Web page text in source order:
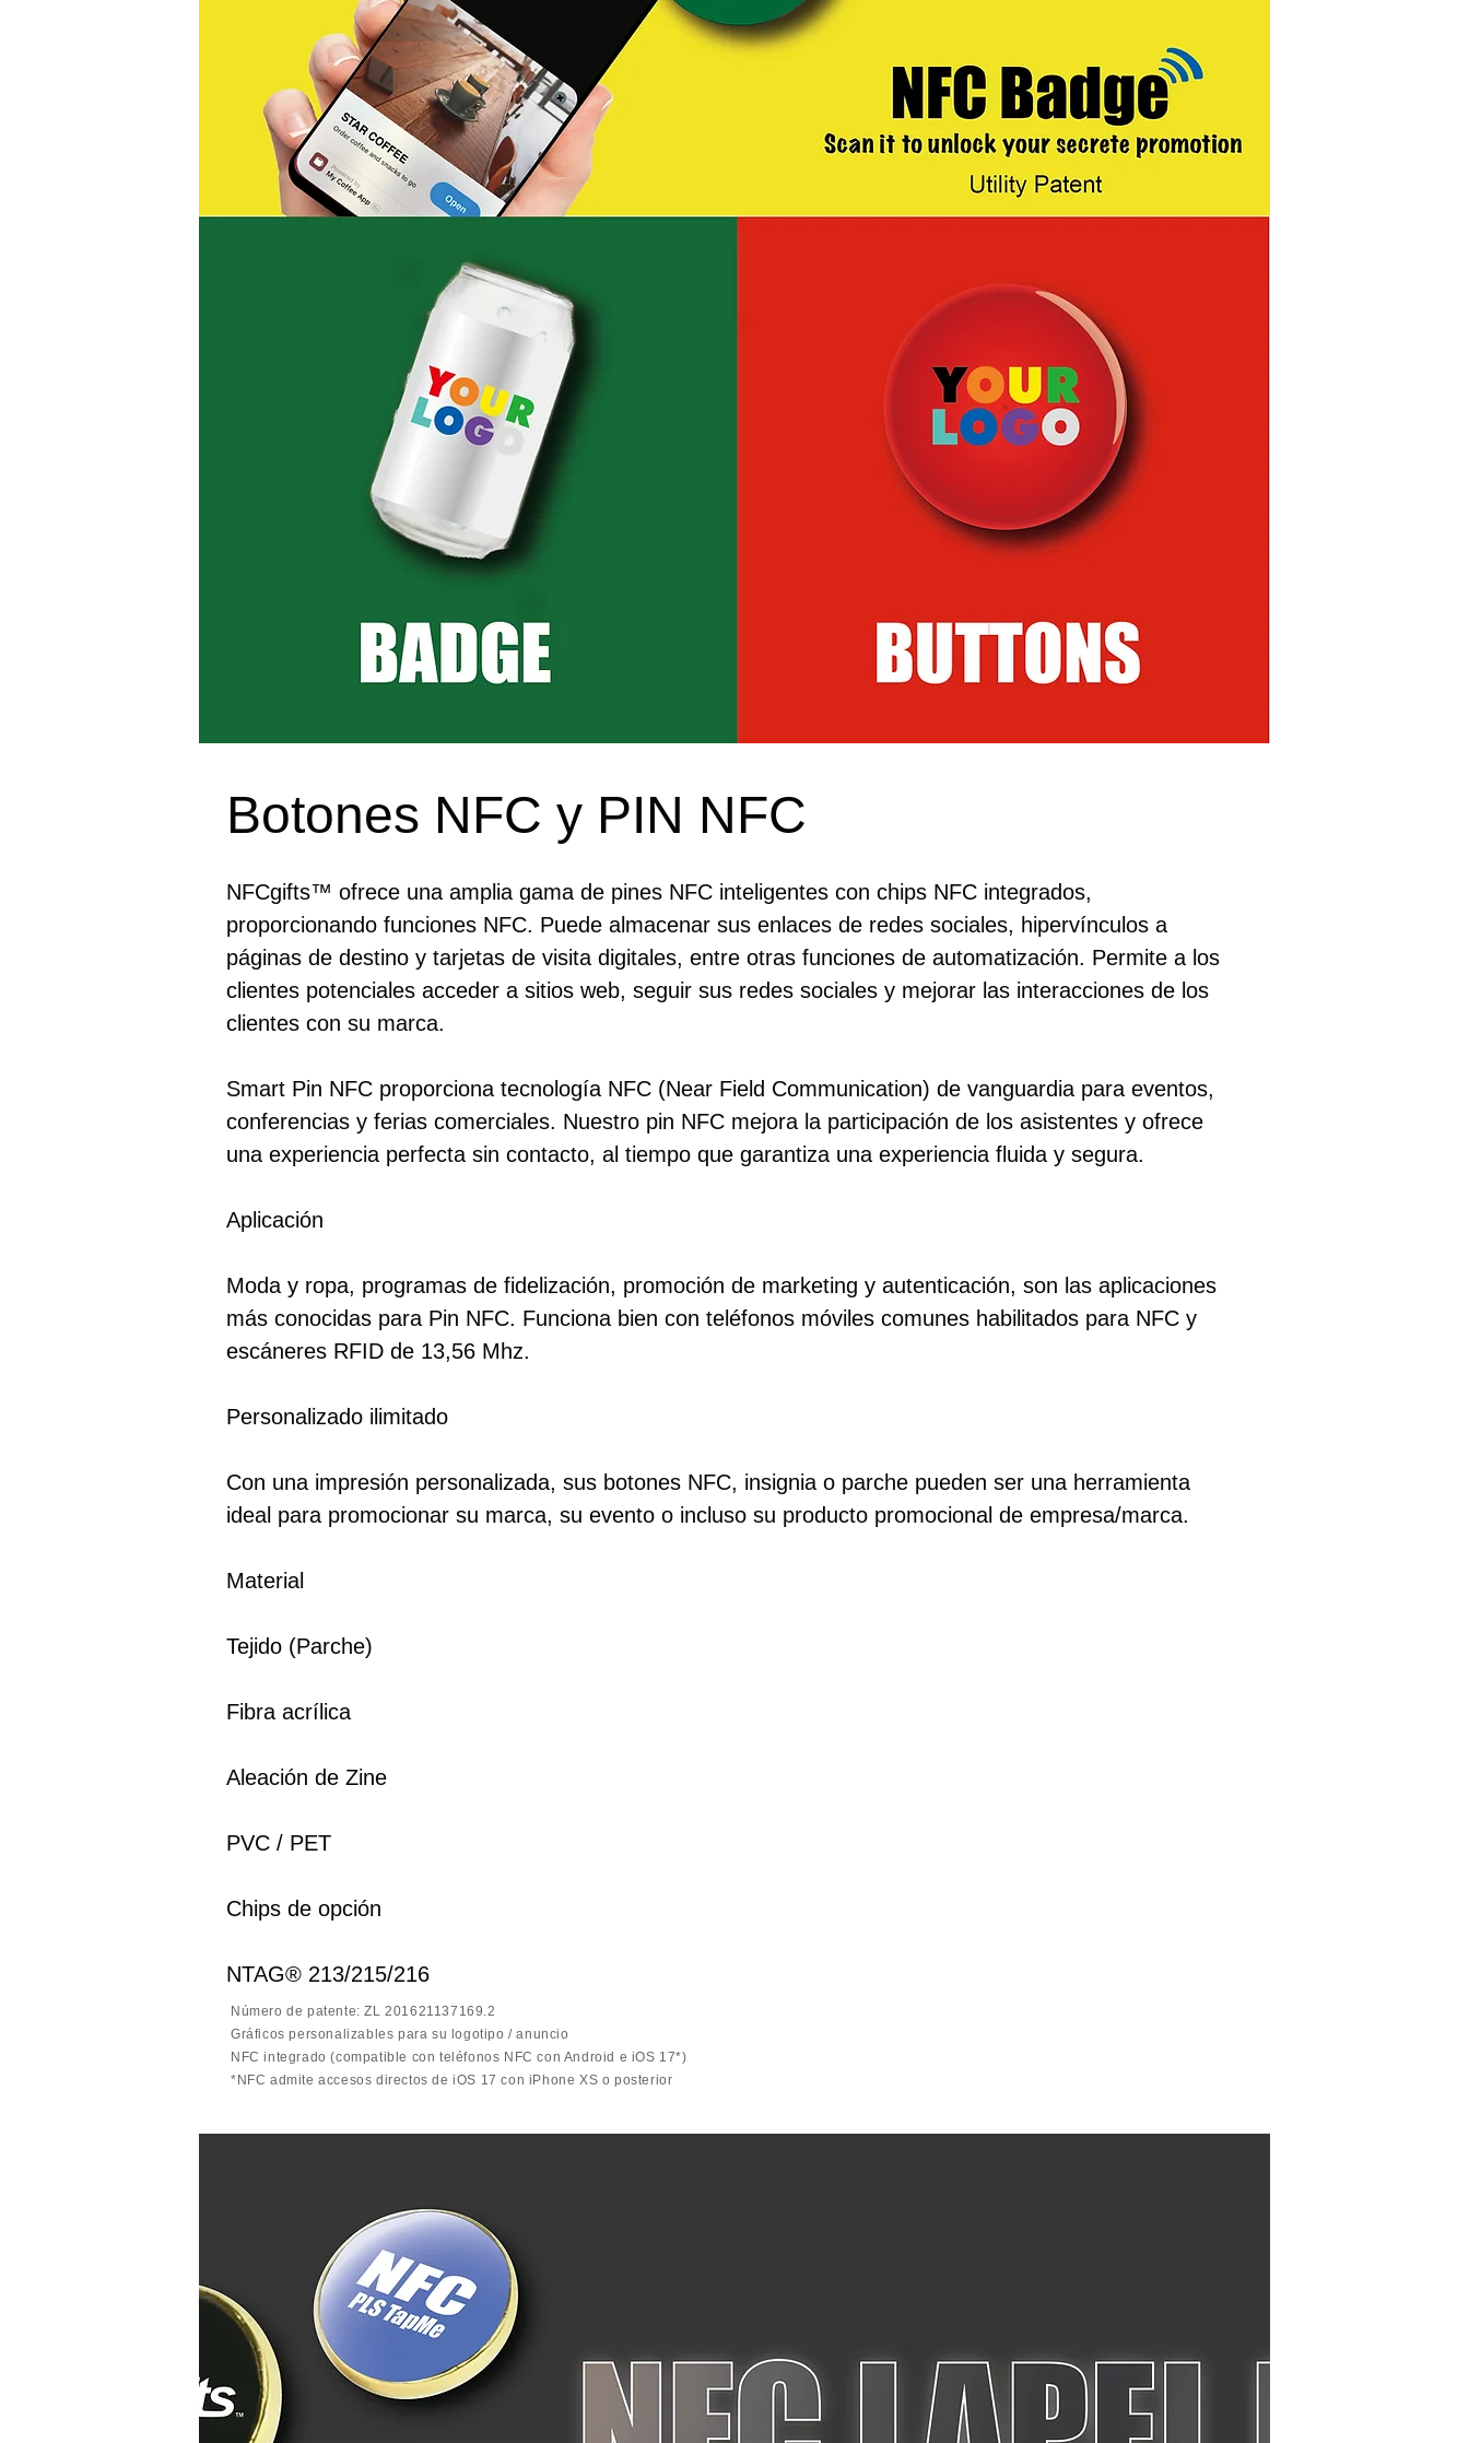
Botones NFC y PIN NFC
NFCgifts™ ofrece una amplia gama de pines NFC inteligentes con chips NFC integrados,
proporcionando funciones NFC. Puede almacenar sus enlaces de redes sociales, hipervínculos a
páginas de destino y tarjetas de visita digitales, entre otras funciones de automatización. Permite a los
clientes potenciales acceder a sitios web, seguir sus redes sociales y mejorar las interacciones de los
clientes con su marca.
Smart Pin NFC proporciona tecnología NFC (Near Field Communication) de vanguardia para eventos,
conferencias y ferias comerciales. Nuestro pin NFC mejora la participación de los asistentes y ofrece
una experiencia perfecta sin contacto, al tiempo que garantiza una experiencia fluida y segura.
Aplicación
Moda y ropa, programas de fidelización, promoción de marketing y autenticación, son las aplicaciones
más conocidas para Pin NFC. Funciona bien con teléfonos móviles comunes habilitados para NFC y
escáneres RFID de 13,56 Mhz.
Personalizado ilimitado
Con una impresión personalizada, sus botones NFC, insignia o parche pueden ser una herramienta
ideal para promocionar su marca, su evento o incluso su producto promocional de empresa/marca.
Material
Tejido (Parche)
Fibra acrílica
Aleación de Zine
PVC / PET
Chips de opción
NTAG® 213/215/216
Número de patente: ZL 201621137169.2
Gráficos personalizables para su logotipo / anuncio
NFC integrado (compatible con teléfonos NFC con Android e iOS 17*)
*NFC admite accesos directos de iOS 17 con iPhone XS o posterior